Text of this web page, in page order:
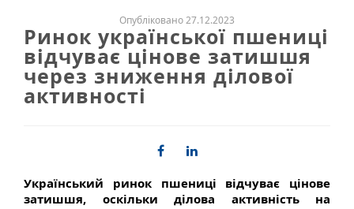
Опубліковано 27.12.2023
Ринок української пшениці
відчуває цінове затишшя
через зниження ділової
активності
Український ринок пшениці відчуває цінове
затишшя, оскільки ділова активність на